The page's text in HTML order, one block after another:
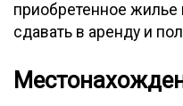
приобретенное
сдавать в аренду и